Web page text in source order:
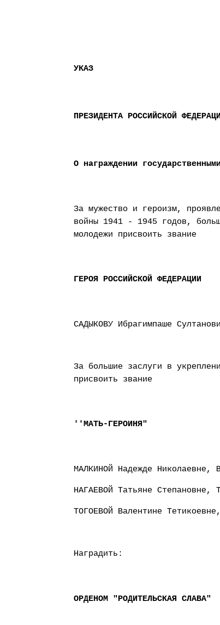
УКАЗ
ПРЕЗИДЕНТА РОССИЙСКОЙ
О награждении
За мужество и героизм,
войны 1941 - 1945 годов,
молодежи присвоить звание
ГЕРОЯ РОССИЙСКОЙ ФЕДЕРАЦИИ
САДЫКОВУ Ибрагимпаше
За большие заслуги в
присвоить звание
''МАТЬ-ГЕРОИНЯ"
МАЛКИНОЙ Надежде Николаевне,
НАГАЕВОЙ Татьяне Степановне,
ТОГОЕВОЙ Валентине
Наградить:
ОРДЕНОМ "РОДИТЕЛЬСКАЯ СЛАВА"